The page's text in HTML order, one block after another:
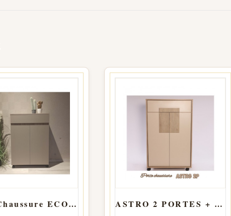
Porte Chaussure ECO Stone
ASTRO 2 PORTES + TIROIRS Beige